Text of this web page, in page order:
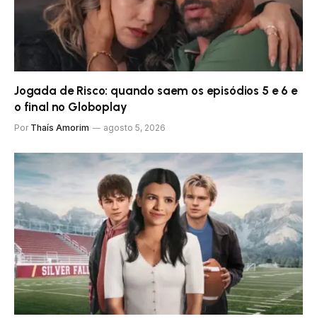
Jogada de Risco: quando saem os episódios 5 e 6 e
o final no Globoplay
Por Thaís Amorim agosto 5, 2026